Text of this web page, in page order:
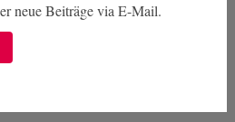
neue Beiträge via E-Mail.